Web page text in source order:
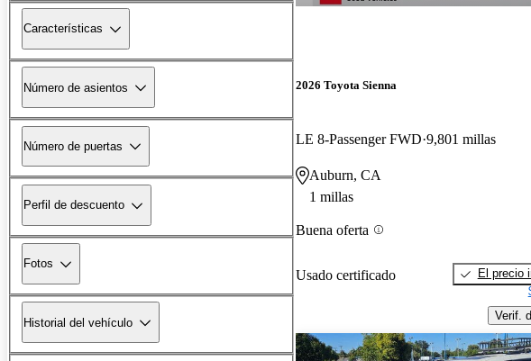
Características
Número de asientos
Número de puertas
Perfil de descuento
Fotos
Historial del vehículo
2026 Toyota Sienna
LE 8-Passenger FWD 9,801 millas
Auburn, CA
1 millas
Buena oferta
Usado certificado
El precio
Verif.